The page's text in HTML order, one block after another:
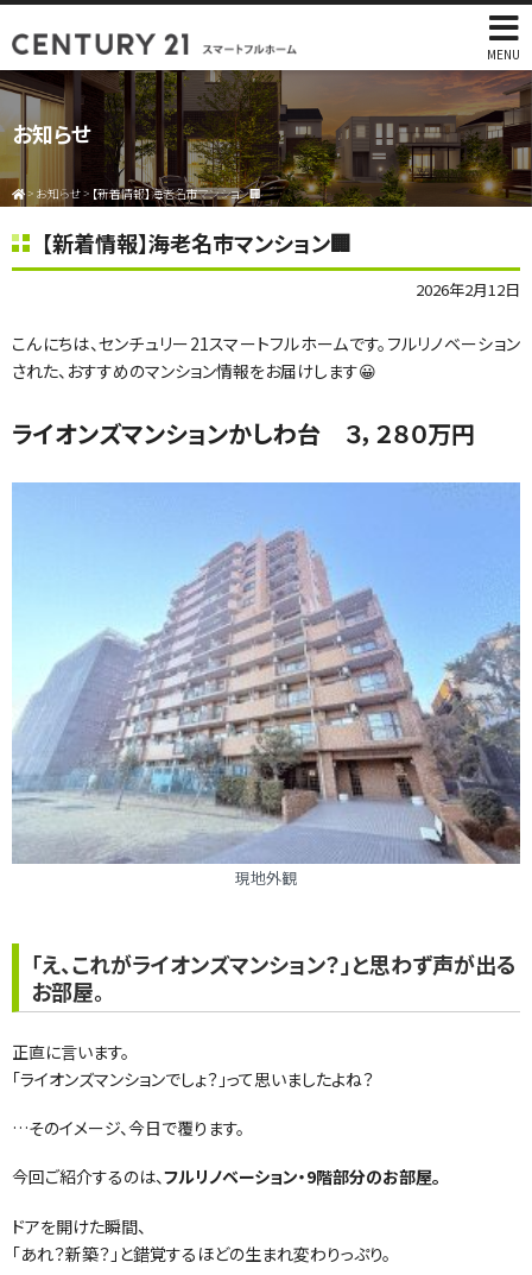
MENU
お知らせ
> お知らせ> 【新着情報】海老名市マンション🏢
【新着情報】海老名市マンション🏢
2026年2月12日
こんにちは、センチュリー21スマートフルホームです。フルリノベーション
された、おすすめのマンション情報をお届けします😀
ライオンズマンションかしわ台 ３，２８０万円
現地外観
「え、これがライオンズマンション？」と思わず声が出る
お部屋。
正直に言います。
「ライオンズマンションでしょ？」って思いましたよね？
…そのイメージ、今日で覆ります。
今回ご紹介するのは、フルリノベーション・9階部分のお部屋。
ドアを開けた瞬間、
「あれ？新築？」と錯覚するほどの生まれ変わりっぷり。